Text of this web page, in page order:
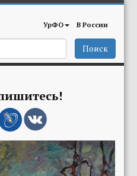
УрФО В России
Поиск